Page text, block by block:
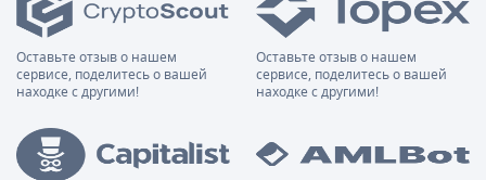
Оставьте отзыв о нашем
сервисе, поделитесь о вашей
находке с другими!
Оставьте отзыв о нашем
сервисе, поделитесь о вашей
находке с другими!